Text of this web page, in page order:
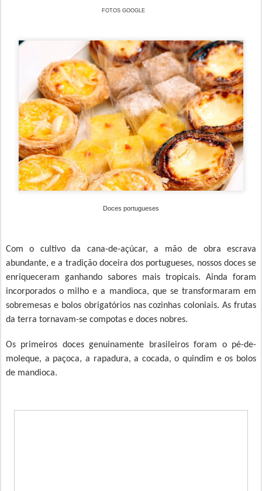
FOTOS GOOGLE
Doces portugueses
Com o cultivo da cana-de-açúcar, a mão de obra escrava
abundante, e a tradição doceira dos portugueses, nossos doces se
enriqueceram ganhando sabores mais tropicais. Ainda foram
incorporados o milho e a mandioca, que se transformaram em
sobremesas e bolos obrigatórios nas cozinhas coloniais. As frutas
da terra tornavam-se compotas e doces nobres.
Os primeiros doces genuinamente brasileiros foram o pé-de-
moleque, a paçoca, a rapadura, a cocada, o quindim e os bolos
de mandioca.